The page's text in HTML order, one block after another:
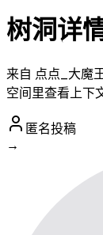
树洞详
来自 点点_大魔
空间里查看上下
匿名投稿
→